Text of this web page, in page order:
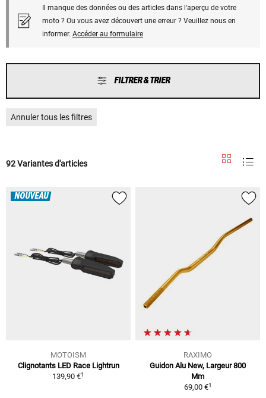
Il manque des données ou des articles dans l'aperçu de votre
moto ? Ou vous avez découvert une erreur ? Veuillez nous en
informer. Accéder au formulaire
FILTRER & TRIER
Annuler tous les filtres
92 Variantes d'articles
NOUVEAU
MOTOISM
Clignotants LED Race Lightrun
139,90 €1
RAXIMO
Guidon Alu New, Largeur 800
Mm
69,00 €1